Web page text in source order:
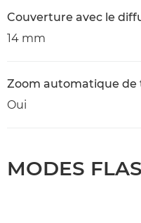
Couverture avec le
14 mm
Zoom automatique de
Oui
MODES